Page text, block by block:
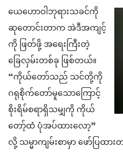
ယေဟောဝါဘုရားသခင်ကို
ဆုတောင်းတာက အဲဒီအကျင့်
ကို ဖြတ်ဖို့ အရေးကြီးတဲ့
ခြေလှမ်းတစ်ခု ဖြစ်တယ်။
“ကိုယ်တော်သည် သင်တို့ကို
ဂရုစိုက်တော်မူသောကြောင့်
စိုးရိမ်စရာရှိသမျှကို ကိုယ်
တော့်ထံ ပုံအပ်ထားလော့”
လို့ သမ္မာကျမ်းစာမှာ ဖော်ပြထ